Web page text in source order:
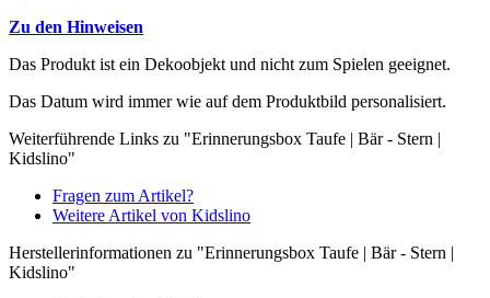
Zu den Hinweisen
Das Produkt ist ein Dekoobjekt und nicht zum Spielen geeignet.
Das Datum wird immer wie auf dem Produktbild personalisiert.
Weiterführende Links zu "Erinnerungsbox Taufe | Bär - Stern |
Kidslino"
Fragen zum Artikel?
Weitere Artikel von Kidslino
Herstellerinformationen zu "Erinnerungsbox Taufe | Bär - Stern |
Kidslino"